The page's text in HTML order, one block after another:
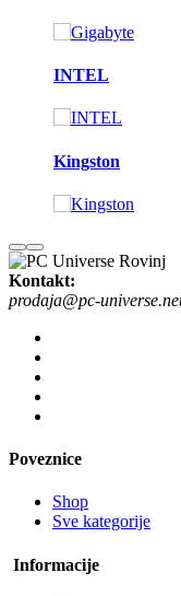
INTEL
Kingston
Kontakt:
prodaja@pc-
Poveznice
Shop
Sve kategorije
Informacije